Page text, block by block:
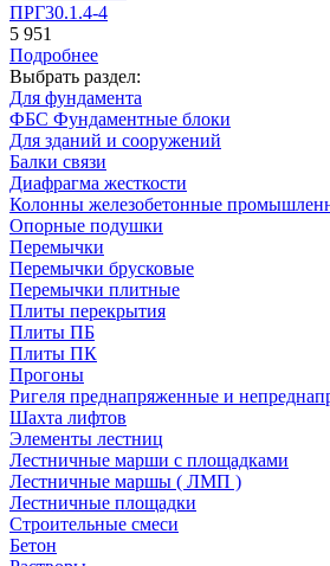
ПРГ30.1.4-4
5 951
Подробнее
Выбрать раздел:
Для фундамента
ФБС Фундаментные блоки
Для зданий и сооружений
Балки связи
Диафрагма жесткости
Колонны железобетонные
Опорные подушки
Перемычки
Перемычки брусковые
Перемычки плитные
Плиты перекрытия
Плиты ПБ
Плиты ПК
Прогоны
Ригеля преднапряженные и
Шахта лифтов
Элементы лестниц
Лестничные марши с площадками
Лестничные маршы ( ЛМП )
Лестничные площадки
Строительные смеси
Бетон